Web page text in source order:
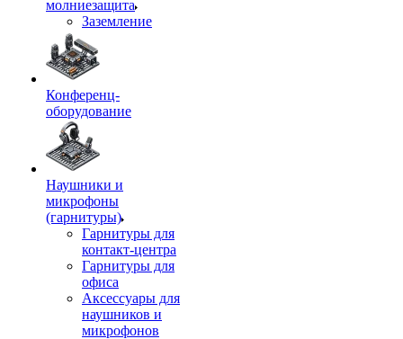
молниезащита
Заземление
Конференц-
оборудование
Наушники и
микрофоны
(гарнитуры)
Гарнитуры для
контакт-центра
Гарнитуры для
офиса
Аксессуары для
наушников и
микрофонов